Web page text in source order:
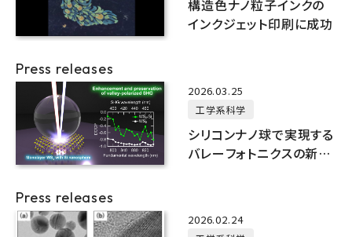
構造色ナノ粒子インクの
インクジェット印刷に成功
Press releases
2026.03.25
工学系科学
シリコンナノ球で実現する
バレーフォトニクスの新戦
Press releases
2026.02.24